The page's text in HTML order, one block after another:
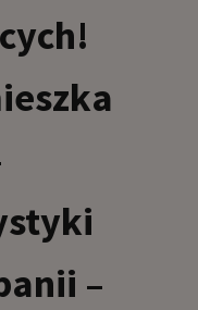
–